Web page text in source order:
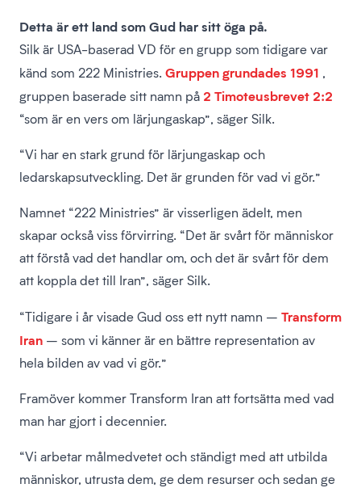
Detta är ett land som Gud har sitt öga på.
Silk är USA-baserad VD för en grupp som tidigare var
känd som 222 Ministries. Gruppen grundades 1991 ,
gruppen baserade sitt namn på 2 Timoteusbrevet 2:2
“som är en vers om lärjungaskap”, säger Silk.
“Vi har en stark grund för lärjungaskap och
ledarskapsutveckling. Det är grunden för vad vi gör.”
Namnet “222 Ministries” är visserligen ädelt, men
skapar också viss förvirring. “Det är svårt för människor
att förstå vad det handlar om, och det är svårt för dem
att koppla det till Iran”, säger Silk.
“Tidigare i år visade Gud oss ett nytt namn – Transform
Iran – som vi känner är en bättre representation av
hela bilden av vad vi gör.”
Framöver kommer Transform Iran att fortsätta med vad
man har gjort i decennier.
“Vi arbetar målmedvetet och ständigt med att utbilda
människor, utrusta dem, ge dem resurser och sedan ge